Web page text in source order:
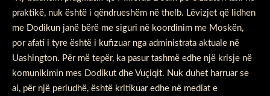
praktikë, nuk është i qëndrueshëm në thelb. Lëvizjet që lidhen
me Dodikun janë bërë me siguri në koordinim me Moskën,
por afati i tyre është i kufizuar nga administrata aktuale në
Uashington. Për më tepër, ka pasur tashmë edhe një krisje në
komunikimin mes Dodikut dhe Vuçiqit. Nuk duhet harruar se
ai, për një periudhë, është kritikuar edhe në mediat e